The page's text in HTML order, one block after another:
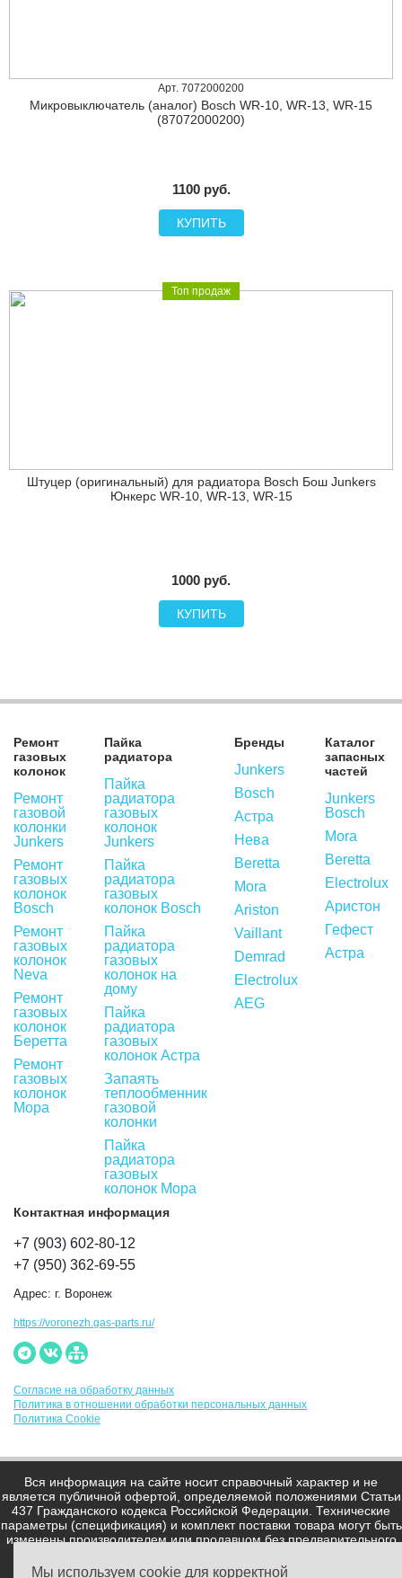
Арт. 7072000200
Микровыключатель (аналог) Bosch WR-10, WR-13, WR-15
(87072000200)
1100 руб.
КУПИТЬ
Топ продаж
Штуцер (оригинальный) для радиатора Bosch Бош Junkers
Юнкерс WR-10, WR-13, WR-15
1000 руб.
КУПИТЬ
Ремонт
газовых
колонок
Ремонт
газовой
колонки
Junkers
Ремонт
газовых
колонок
Bosch
Ремонт
газовых
колонок
Neva
Ремонт
газовых
колонок
Беретта
Ремонт
газовых
колонок
Мора
Пайка
радиатора
Пайка
радиатора
газовых
колонок
Junkers
Пайка
радиатора
газовых
колонок Bosch
Пайка
радиатора
газовых
колонок на
дому
Пайка
радиатора
газовых
колонок Астра
Запаять
теплообменник
газовой
колонки
Пайка
радиатора
газовых
колонок Мора
Бренды
Junkers
Bosch
Астра
Нева
Beretta
Mora
Ariston
Vaillant
Demrad
Electrolux
AEG
Каталог
запасных
частей
Junkers
Bosch
Mora
Beretta
Electrolux
Аристон
Гефест
Астра
Контактная информация
+7 (903) 602-80-12
+7 (950) 362-69-55
Адрес: г. Воронеж
https://voronezh.gas-parts.ru/
Согласие на обработку данных
Политика в отношении обработки персональных данных
Политика Cookie
Вся информация на сайте носит справочный характер и не
является публичной офертой, определяемой положениями Статьи
437 Гражданского кодекса Российской Федерации. Технические
параметры (спецификация) и комплект поставки товара могут быть
изменены производителем или продавцом без предварительного
Мы используем cookie для корректной